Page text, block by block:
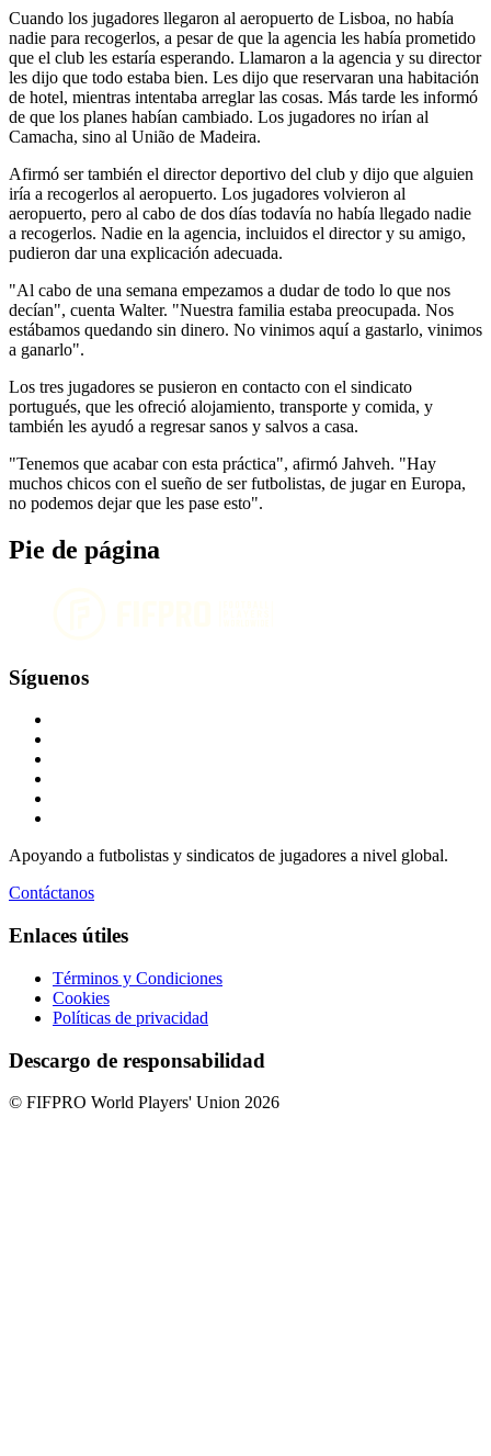
Cuando los jugadores llegaron al aeropuerto de Lisboa, no había
nadie para recogerlos, a pesar de que la agencia les había prometido
que el club les estaría esperando. Llamaron a la agencia y su director
les dijo que todo estaba bien. Les dijo que reservaran una habitación
de hotel, mientras intentaba arreglar las cosas. Más tarde les informó
de que los planes habían cambiado. Los jugadores no irían al
Camacha, sino al União de Madeira.
Afirmó ser también el director deportivo del club y dijo que alguien
iría a recogerlos al aeropuerto. Los jugadores volvieron al
aeropuerto, pero al cabo de dos días todavía no había llegado nadie
a recogerlos. Nadie en la agencia, incluidos el director y su amigo,
pudieron dar una explicación adecuada.
"Al cabo de una semana empezamos a dudar de todo lo que nos
decían", cuenta Walter. "Nuestra familia estaba preocupada. Nos
estábamos quedando sin dinero. No vinimos aquí a gastarlo, vinimos
a ganarlo".
Los tres jugadores se pusieron en contacto con el sindicato
portugués, que les ofreció alojamiento, transporte y comida, y
también les ayudó a regresar sanos y salvos a casa.
"Tenemos que acabar con esta práctica", afirmó Jahveh. "Hay
muchos chicos con el sueño de ser futbolistas, de jugar en Europa,
no podemos dejar que les pase esto".
Pie de página
Síguenos
Apoyando a futbolistas y sindicatos de jugadores a nivel global.
Contáctanos
Enlaces útiles
Términos y Condiciones
Cookies
Políticas de privacidad
Descargo de responsabilidad
© FIFPRO World Players' Union 2026